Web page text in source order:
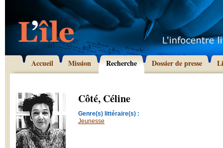
Accueil Mission Recherche Dossier de presse
Côté, Céline
Genre(s) littéraire(s) :
Jeunesse